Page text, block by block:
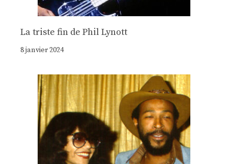
La triste fin de Phil Lynott
8 janvier 2024